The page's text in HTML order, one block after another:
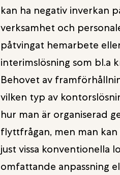
kan ha negativ inverkan
verksamhet och
påtvingat hemarbete
interimslösning som bl.a
Behovet av
vilken typ av
hur man är organiserad
flyttfrågan, men man
just vissa konventionella
omfattande anpassning